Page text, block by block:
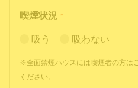
喫煙状況 *
吸う 吸わない
※全面禁煙ハウスには喫煙者の方は
ください。